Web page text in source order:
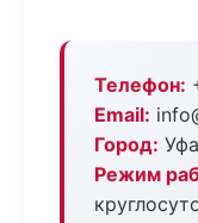
Телефон:
Email:
Город: Уфа
Режим